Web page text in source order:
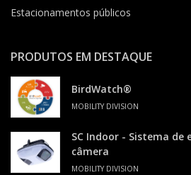
Estacionamentos públicos
PRODUTOS EM DESTAQUE
BirdWatch®
MOBILITY DIVISION
SC Indoor - Sistema
câmera
MOBILITY DIVISION